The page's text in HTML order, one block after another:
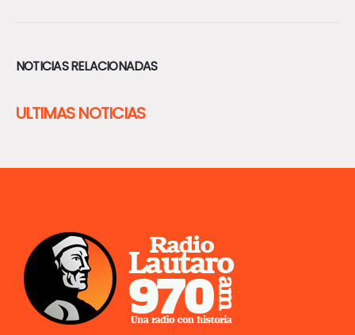
NOTICIAS RELACIONADAS
ULTIMAS NOTICIAS